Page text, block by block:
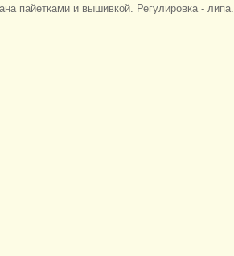
пайетками и вышивкой. Регулировка - липа.